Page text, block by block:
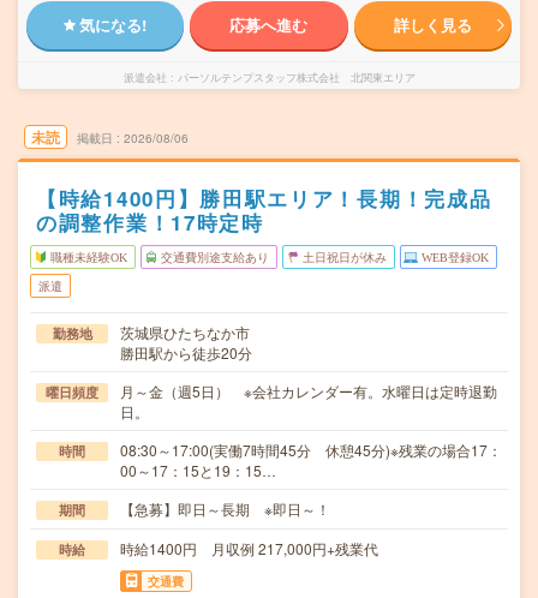
気になる! 応募へ進む 詳しく見る
派遣会社 パーソルテンプスタッフ株式会社 北関東エリア
未読 掲載日 2026/08/06
【時給1400円】勝田駅エリア！長期！完成品
の調整作業！17時定時
職種未経験OK 交通費別途支給あり 土日祝日が休み WEB登録OK
派遣
勤務地
茨城県ひたちなか市
勝田駅から徒歩20分
曜日頻度
月～金（週5日） ※会社カレンダー有。水曜日は定時退勤
日。
時間
08:30～17:00(実働7時間45分 休憩45分)※残業の場合17：
00～17：15と19：15…
期間 【急募】即日～長期 ※即日～！
時給 時給1400円 月収例 217,000円+残業代
交通費